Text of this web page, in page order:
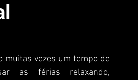
as férias relaxando,